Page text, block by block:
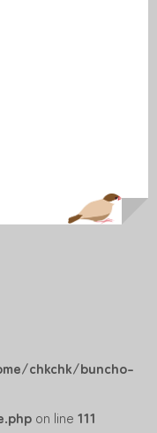
chkchk/buncho-
on line 111